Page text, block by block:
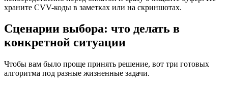
храните CVV-коды в заметках или на скриншотах.
Сценарии выбора: что делать в
конкретной ситуации
Чтобы вам было проще принять решение, вот три готовых
алгоритма под разные жизненные задачи.